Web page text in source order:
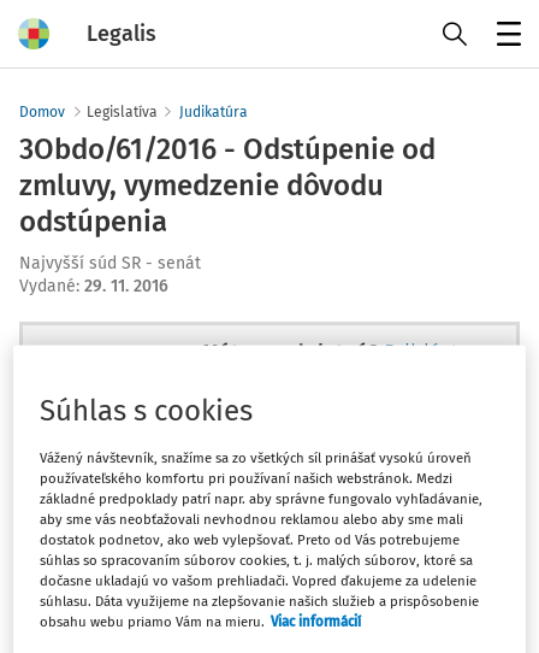
Legalis
Domov Legislatíva Judikatúra
3Obdo/61/2016 - Odstúpenie od
zmluvy, vymedzenie dôvodu
odstúpenia
Najvyšší súd SR - senát
Vydané: 29. 11. 2016
Máte predplatné? Prihláste sa
Ups, zatiaľ ste si prečítali len
začiatok...
Celý odborný obsah z tejto oblasti je
dostupný predplatiteľom portálu.
Súhlas s cookies
Vážený návštevník, snažíme sa zo všetkých síl prinášať vysokú úroveň
používateľského komfortu pri používaní našich webstránok. Medzi
základné predpoklady patrí napr. aby správne fungovalo vyhľadávanie,
aby sme vás neobťažovali nevhodnou reklamou alebo aby sme mali
dostatok podnetov, ako web vylepšovať. Preto od Vás potrebujeme
súhlas so spracovaním súborov cookies, t. j. malých súborov, ktoré sa
dočasne ukladajú vo vašom prehliadači. Vopred ďakujeme za udelenie
súhlasu. Dáta využijeme na zlepšovanie našich služieb a prispôsobenie
obsahu webu priamo Vám na mieru. Viac informácií